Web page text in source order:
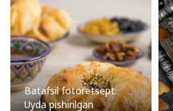
Batafsil fotoretsept:
Uyda pishirilgan